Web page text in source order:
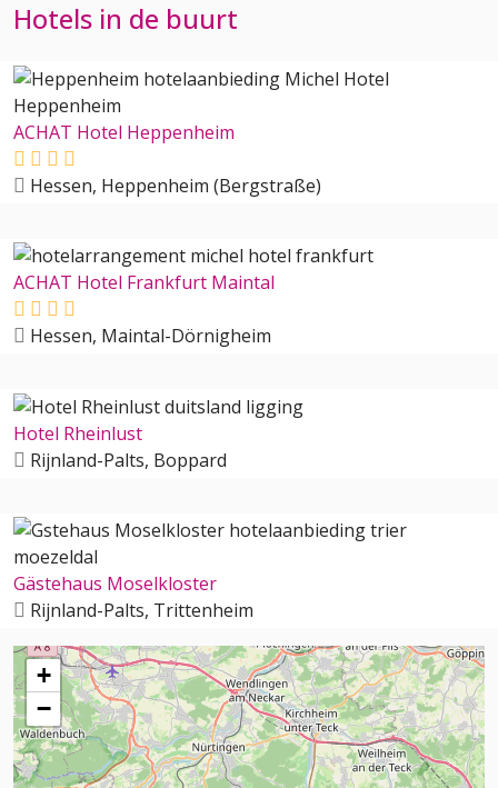
Hotels in de buurt
ACHAT Hotel Heppenheim
Hessen, Heppenheim (Bergstraße)
ACHAT Hotel Frankfurt Maintal
Hessen, Maintal-Dörnigheim
Hotel Rheinlust
Rijnland-Palts, Boppard
Gästehaus Moselkloster
Rijnland-Palts, Trittenheim
+
−